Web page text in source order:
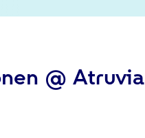
@ Atruvia